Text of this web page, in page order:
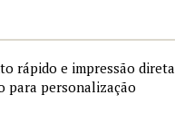
rápido e impressão direta
personalização